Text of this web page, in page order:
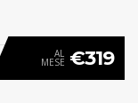
AL
MESE €319